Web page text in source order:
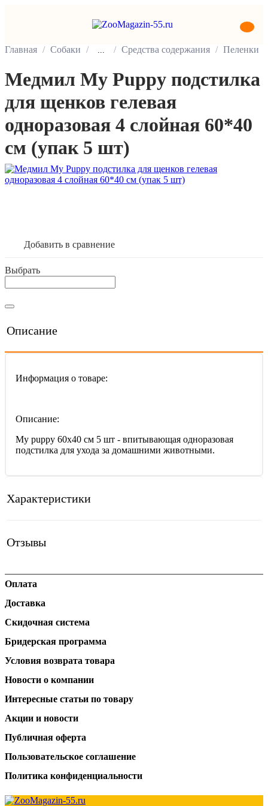
Главная Собаки ... Средства содержания Пеленки
Медмил My Puppy подстилка
для щенков гелевая
одноразовая 4 слойная 60*40
см (упак 5 шт)
Добавить в сравнение
Выбрать
Описание
Информация о товаре:
Описание:
My puppy 60х40 см 5 шт - впитывающая одноразовая
подстилка для ухода за домашними животными.
Характеристики
Отзывы
Оплата
Доставка
Скидочная система
Бридерская программа
Условия возврата товара
Новости о компании
Интересные статьи по товару
Акции и новости
Публичная оферта
Пользовательское соглашение
Политика конфиденциальности